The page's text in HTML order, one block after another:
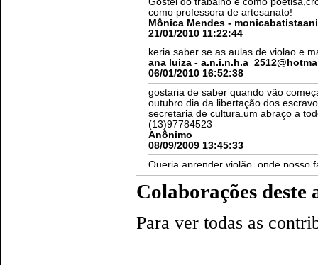
Colaborações deste
Para ver todas as